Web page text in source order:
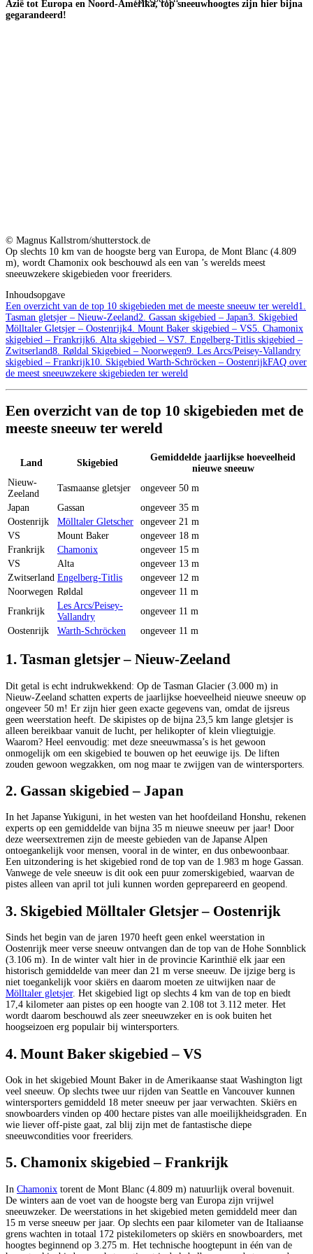
Azië tot Europa en Noord-Amerika, top sneeuwhoogtes zijn hier bijna
gegarandeerd!
© Magnus Kallstrom/shutterstock.de
Op slechts 10 km van de hoogste berg van Europa, de Mont Blanc (4.809
m), wordt Chamonix ook beschouwd als een van ’s werelds meest
sneeuwzekere skigebieden voor freeriders.
Inhoudsopgave
Een overzicht van de top 10 skigebieden met de meeste sneeuw ter wereld 1.
Tasman gletsjer – Nieuw-Zeeland 2. Gassan skigebied – Japan3. Skigebied
Mölltaler Gletsjer – Oostenrijk4. Mount Baker skigebied – VS5. Chamonix
skigebied – Frankrijk6. Alta skigebied – VS7. Engelberg-Titlis skigebied –
Zwitserland8. Røldal Skigebied – Noorwegen9. Les Arcs/Peisey-Vallandry
skigebied – Frankrijk10. Skigebied Warth-Schröcken – OostenrijkFAQ over
de meest sneeuwzekere skigebieden ter wereld
Een overzicht van de top 10 skigebieden met de
meeste sneeuw ter wereld
Land Skigebied
Gemiddelde jaarlijkse hoeveelheid
nieuwe sneeuw
Nieuw-
Zeeland
Tasmaanse gletsjer
ongeveer 50 m
Japan
Gassan
ongeveer 35 m
Oostenrijk
Mölltaler Gletscher
ongeveer 21 m
VS
Mount Baker
ongeveer 18 m
Frankrijk
Chamonix
ongeveer 15 m
VS
Alta
ongeveer 13 m
Zwitserland Engelberg-Titlis
ongeveer 12 m
Noorwegen Røldal
ongeveer 11 m
Frankrijk
Les Arcs/Peisey-
Vallandry
ongeveer 11 m
Oostenrijk
Warth-Schröcken ongeveer 11 m
1. Tasman gletsjer – Nieuw-Zeeland
Dit getal is echt indrukwekkend: Op de Tasman Glacier (3.000 m) in
Nieuw-Zeeland schatten experts de jaarlijkse hoeveelheid nieuwe sneeuw op
ongeveer 50 m! Er zijn hier geen exacte gegevens van, omdat de ijsreus
geen weerstation heeft. De skipistes op de bijna 23,5 km lange gletsjer is
alleen bereikbaar vanuit de lucht, per helikopter of klein vliegtuigje.
Waarom? Heel eenvoudig: met deze sneeuwmassa’s is het gewoon
onmogelijk om een skigebied te bouwen op het eeuwige ijs. De liften
zouden gewoon wegzakken, om nog maar te zwijgen van de wintersporters.
2. Gassan skigebied – Japan
In het Japanse Yukiguni, in het westen van het hoofdeiland Honshu, rekenen
experts op een gemiddelde van bijna 35 m nieuwe sneeuw per jaar! Door
deze weersextremen zijn de meeste gebieden van de Japanse Alpen
ontoegankelijk voor mensen, vooral in de winter, en dus onbewoonbaar.
Een uitzondering is het skigebied rond de top van de 1.983 m hoge Gassan.
Vanwege de vele sneeuw is dit ook een puur zomerskigebied, waarvan de
pistes alleen van april tot juli kunnen worden geprepareerd en geopend.
3. Skigebied Mölltaler Gletsjer – Oostenrijk
Sinds het begin van de jaren 1970 heeft geen enkel weerstation in
Oostenrijk meer verse sneeuw ontvangen dan de top van de Hohe Sonnblick
(3.106 m). In de winter valt hier in de provincie Karinthië elk jaar een
historisch gemiddelde van meer dan 21 m verse sneeuw. De ijzige berg is
niet toegankelijk voor skiërs en daarom moeten ze uitwijken naar de
Mölltaler gletsjer. Het skigebied ligt op slechts 4 km van de top en biedt
17,4 kilometer aan pistes op een hoogte van 2.108 tot 3.112 meter. Het
wordt daarom beschouwd als zeer sneeuwzeker en is ook buiten het
hoogseizoen erg populair bij wintersporters.
4. Mount Baker skigebied – VS
Ook in het skigebied Mount Baker in de Amerikaanse staat Washington ligt
veel sneeuw. Op slechts twee uur rijden van Seattle en Vancouver kunnen
wintersporters gemiddeld 18 meter sneeuw per jaar verwachten. Skiërs en
snowboarders vinden op 400 hectare pistes van alle moeilijkheidsgraden. En
wie liever off-piste gaat, zal blij zijn met de fantastische diepe
sneeuwcondities voor freeriders.
5. Chamonix skigebied – Frankrijk
In Chamonix torent de Mont Blanc (4.809 m) natuurlijk overal bovenuit.
De winters aan de voet van de hoogste berg van Europa zijn vrijwel
sneeuwzeker. De weerstations in het skigebied meten gemiddeld meer dan
15 m verse sneeuw per jaar. Op slechts een paar kilometer van de Italiaanse
grens wachten in totaal 172 pistekilometers op skiërs en snowboarders, met
hoogtes beginnend op 3.275 m. Het technische hoogtepunt in één van de